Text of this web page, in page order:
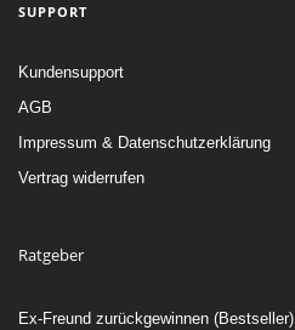
SUPPORT
Kundensupport
AGB
Impressum & Datenschutzerklärung
Vertrag widerrufen
Ratgeber
Ex-Freund zurückgewinnen (Bestseller)